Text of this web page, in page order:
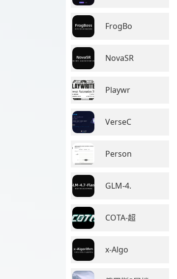
FrogBo
NovaSR
Playwr
VerseC
Person
GLM-4.
COTA-超
x-Algo